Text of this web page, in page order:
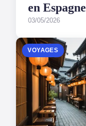
en Espagne
03/05/2026
VOYAGES